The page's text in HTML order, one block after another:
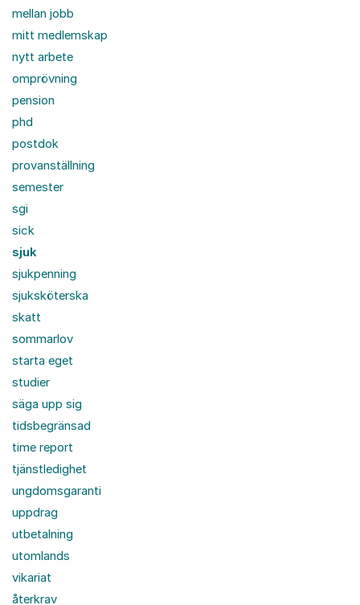
mellan jobb
mitt medlemskap
nytt arbete
omprövning
pension
phd
postdok
provanställning
semester
sgi
sick
sjuk
sjukpenning
sjuksköterska
skatt
sommarlov
starta eget
studier
säga upp sig
tidsbegränsad
time report
tjänstledighet
ungdomsgaranti
uppdrag
utbetalning
utomlands
vikariat
återkrav